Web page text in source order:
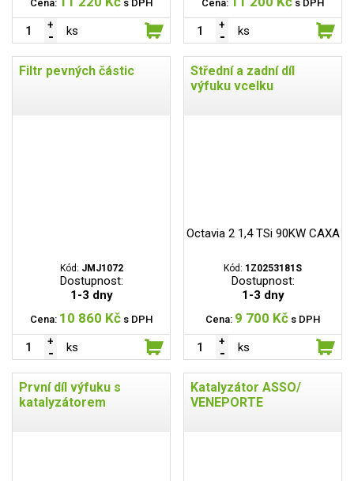
Cena: s DPH
ks
Cena: s DPH
ks
Filtr pevných částic
Kód: JMJ1072
Dostupnost:
1-3 dny
Cena: 10 860 Kč s DPH
ks
Střední a zadní díl
výfuku vcelku
Octavia 2 1,4 TSi 90KW CAXA
Kód: 1Z0253181S
Dostupnost:
1-3 dny
Cena: 9 700 Kč s DPH
ks
První díl výfuku s
katalyzátorem
Katalyzátor ASSO/
VENEPORTE